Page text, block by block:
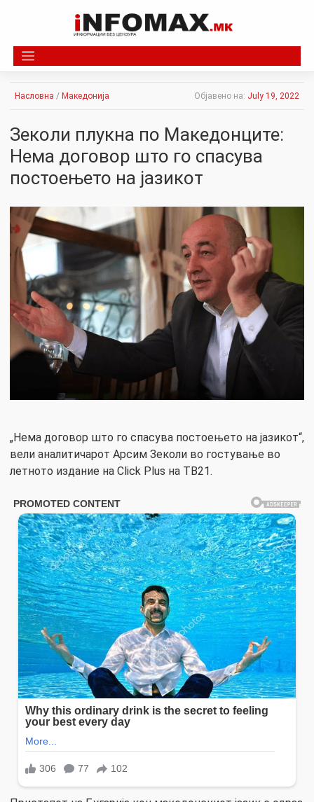
Насловна / Македонија Објавено на: July 19, 2022
Зеколи плукна по Македонците:
Нема договор што го спасува
постоењето на јазикот
„Нема договор што го спасува постоењето на јазикот“,
вели аналитичарот Арсим Зеколи во гостување во
летното издание на Click Plus на ТВ21.